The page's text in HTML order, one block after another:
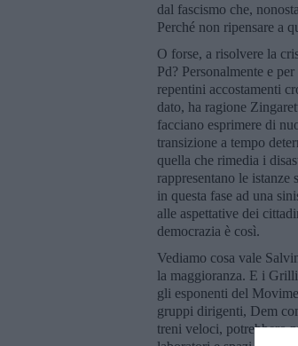
dal fascismo che,
Perché non ripensare a
O forse, a risolvere la
Pd? Personalmente e
repentini accostamenti
dato, ha ragione
facciano esprimere di
transizione a tempo
quella che rimedia i
rappresentano le
in questa fase ad una
alle aspettative dei
democrazia è così.
Vediamo cosa vale
la maggioranza. E i
gli esponenti del
gruppi dirigenti, Dem
treni veloci, potrebbero